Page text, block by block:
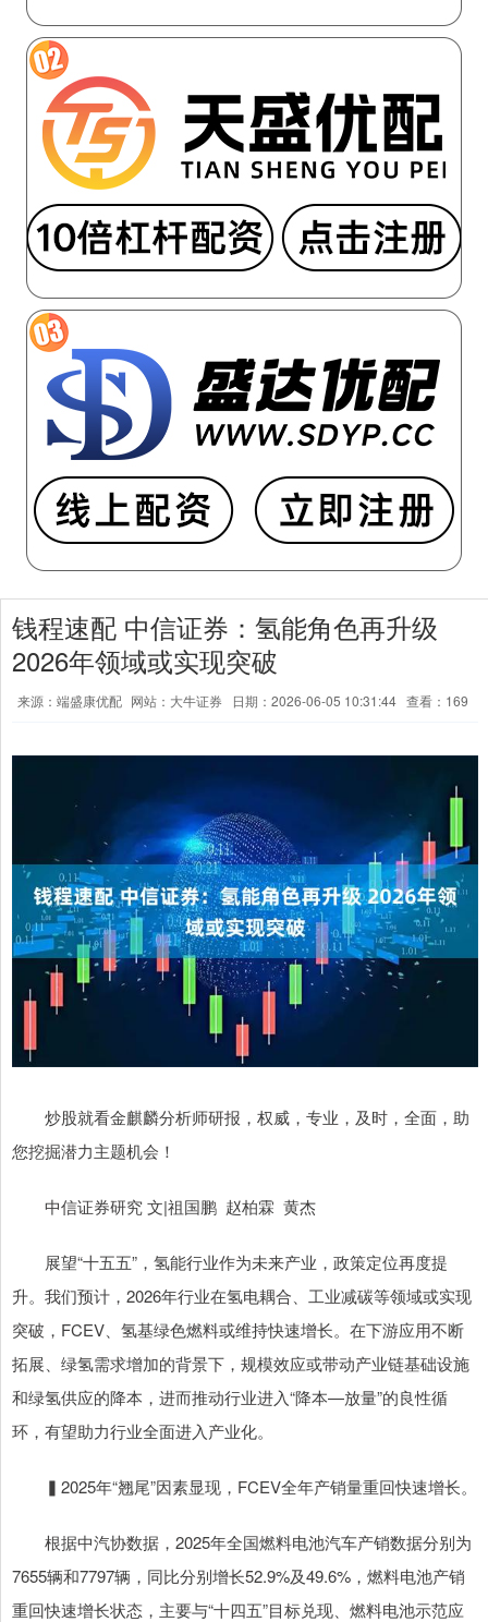
钱程速配 中信证券：氢能角色再升级
2026年领域或实现突破
来源：端盛康优配 网站：大牛证券 日期：2026-06-05 10:31:44 查看：169
炒股就看金麒麟分析师研报，权威，专业，及时，全面，助
您挖掘潜力主题机会！
中信证券研究 文|祖国鹏 赵柏霖 黄杰
展望“十五五”，氢能行业作为未来产业，政策定位再度提
升。我们预计，2026年行业在氢电耦合、工业减碳等领域或实现
突破，FCEV、氢基绿色燃料或维持快速增长。在下游应用不断
拓展、绿氢需求增加的背景下，规模效应或带动产业链基础设施
和绿氢供应的降本，进而推动行业进入“降本—放量”的良性循
环，有望助力行业全面进入产业化。
▍2025年“翘尾”因素显现，FCEV全年产销量重回快速增长。
根据中汽协数据，2025年全国燃料电池汽车产销数据分别为
7655辆和7797辆，同比分别增长52.9%及49.6%，燃料电池产销
重回快速增长状态，主要与“十四五”目标兑现、燃料电池示范应